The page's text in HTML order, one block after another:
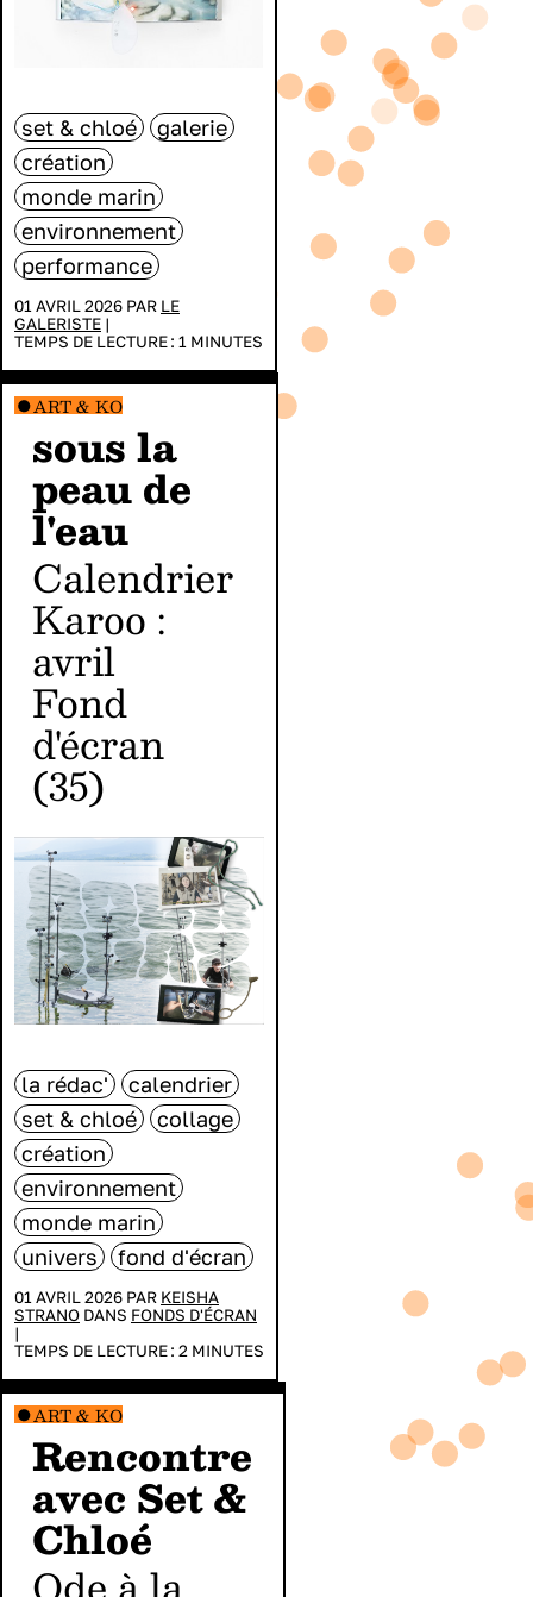
set & chloé
galerie
création
monde marin
environnement
performance
01 AVRIL 2026 PAR LE
GALERISTE |
TEMPS DE LECTURE : 1 MINUTES
ART & KO
sous la
peau de
l'eau
Calendrier
Karoo :
avril
Fond
d'écran
(35)
la rédac'
calendrier
set & chloé
collage
création
environnement
monde marin
univers
fond d'écran
01 AVRIL 2026 PAR KEISHA
STRANO DANS FONDS D'ÉCRAN
|
TEMPS DE LECTURE : 2 MINUTES
ART & KO
Rencontre
avec Set &
Chloé